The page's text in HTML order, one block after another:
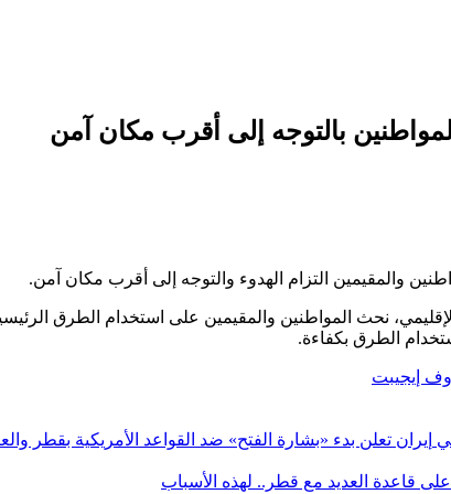
بالتوجه إلى أقرب مكان آمن
والمقيمين التزام الهدوء والتوجه إلى أقرب مكان آمن.
نحث المواطنين والمقيمين على استخدام الطرق
الطرق بكفاءة.
إيجيبت
إيران تعلن بدء «بشارة الفتح» ضد القواعد الأمريكية بقطر
قاعدة العديد مع قطر.. لهذه الأسباب